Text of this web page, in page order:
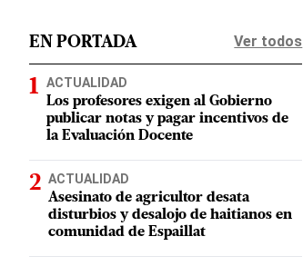
EN PORTADA Ver todos
ACTUALIDAD
Los profesores exigen al Gobierno
publicar notas y pagar incentivos de
la Evaluación Docente
ACTUALIDAD
Asesinato de agricultor desata
disturbios y desalojo de haitianos en
comunidad de Espaillat